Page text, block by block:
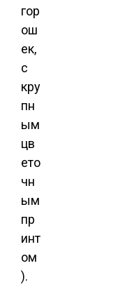
гор
ош
ек,
с
кру
пн
ым
цв
ето
чн
ым
пр
инт
ом
).